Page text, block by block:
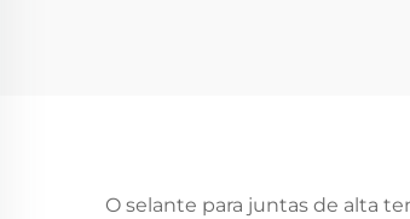
O selante para juntas de alta